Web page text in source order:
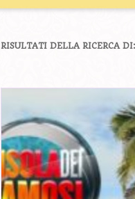
RISULTATI DELLA RICERCA DI: